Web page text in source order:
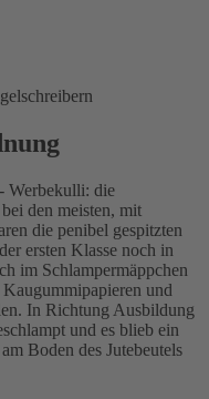
Werbekulli: die
den meisten, mit
die penibel gespitzten
ersten Klasse noch in
im Schlampermäppchen
und
In Richtung Ausbildung
und es blieb ein
Boden des Jutebeutels